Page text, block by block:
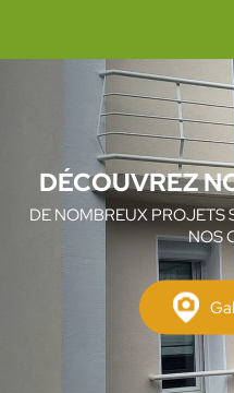
DÉCOUVREZ
DE NOMBREUX PROJETS
NOS